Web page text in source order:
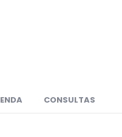
CONSULTAS